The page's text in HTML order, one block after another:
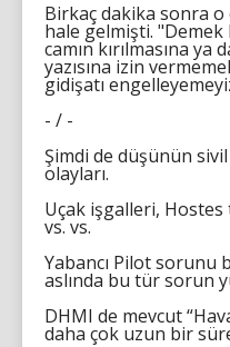
Birkaç dakika sonra
hale gelmişti.
camın kırılmasına
yazısına izin
gidişatı
- / -
Şimdi de düşünün sivil
olayları.
Uçak işgalleri,
vs. vs.
Yabancı Pilot sorunu
aslında bu tür sorun
DHMI de mevcut
daha çok uzun bir